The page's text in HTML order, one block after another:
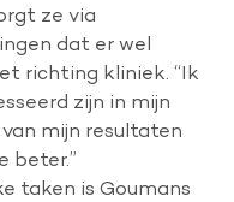
ze via
dat er wel
richting kliniek. “Ik
zijn in mijn
mijn resultaten
beter.”
taken is Goumans